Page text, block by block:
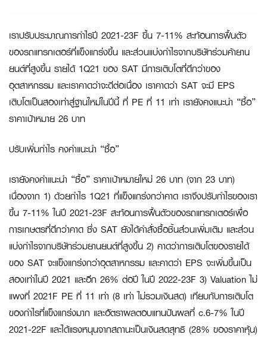
เราปรับประมาณการกำไรปี 2021-23F ขึ้น 7-11% สะท้อนการฟื้นตัว
ของรถแทรกเตอร์ที่แข็งแกร่งขึ้น และส่วนแบ่งกำไรจากบริษัทร่วมค้ายาน
ยนต์ที่สูงขึ้น รายได้ 1Q21 ของ SAT มีการเติบโตที่ดีกว่าของ
อุตสาหกรรม และเราคาดว่าจะดีต่อเนื่อง เราคาดว่า SAT จะมี EPS
เติบโตเป็นสองเท่าสู่ฐานใหม่ในปีนี้ ที่ PE ที่ 11 เท่า เรายังคงแนะนำ “ซื้อ”
ราคาเป้าหมาย 26 บาท
ปรับเพิ่มกำไร คงคำแนะนำ “ซื้อ”
เรายังคงคำแนะนำ “ซื้อ” ราคาเป้าหมายใหม่ 26 บาท (จาก 23 บาท)
เนื่องจาก 1) ด้วยกำไร 1Q21 ที่แข็งแกร่งกว่าคาด เราจึงปรับกำไรของเรา
ขึ้น 7-11% ในปี 2021-23F สะท้อนการฟื้นตัวของรถแทรกเตอร์เพื่อ
การเกษตรที่ดีกว่าคาด ซึ่ง SAT ยังได้คำสั่งซื้อชิ้นส่วนเพิ่มเติม และส่วน
แบ่งกำไรจากบริษัทร่วมยานยนต์ที่สูงขึ้น 2) คาดว่าการเติบโตของรายได้
ของ SAT จะแข็งแกร่งกว่าอุตสาหกรรม และคาดว่า EPS จะเพิ่มขึ้นเป็น
สองเท่าในปี 2021 และอีก 26% ต่อปี ในปี 2022-23F 3) Valuation ไม่
แพงที่ 2021F PE ที่ 11 เท่า (8 เท่า ไม่รวมเงินสด) เทียบกับการเติบโต
ของกำไรที่แข็งแกร่งมาก และอัตราผลตอบแทนปันผลที่ c.6-7% ในปี
2021-22F และได้แรงหนุนจากสถานะเป็นเงินสดสุทธิ (28% ของราคาหุ้น)